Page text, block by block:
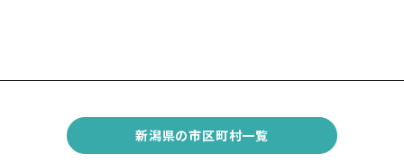
新潟県の市区町村一覧